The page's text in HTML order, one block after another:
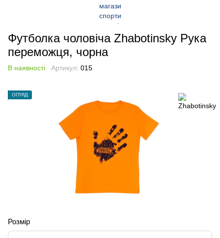
Футболка чоловіча Zhabotinsky Рука
переможця, чорна
В наявності Артикул: 015
ОГЛЯД
Розмір